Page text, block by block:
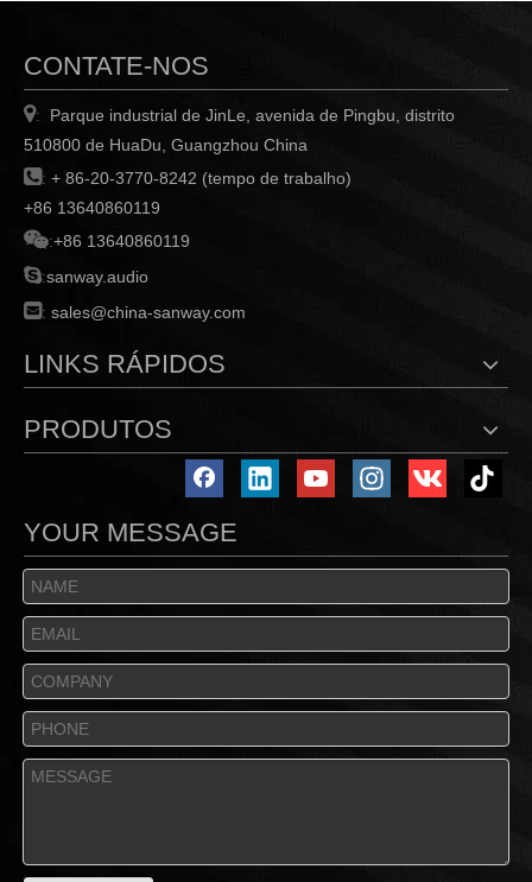
CONTATE-NOS
:
Parque industrial de JinLe, avenida de Pingbu, distrito
510800 de HuaDu, Guangzhou China
: + 86-20-3770-8242 (tempo de trabalho)
+86 13640860119
:+86 13640860119
:sanway.audio
: sales@china-sanway.com
LINKS RÁPIDOS
PRODUTOS
YOUR MESSAGE